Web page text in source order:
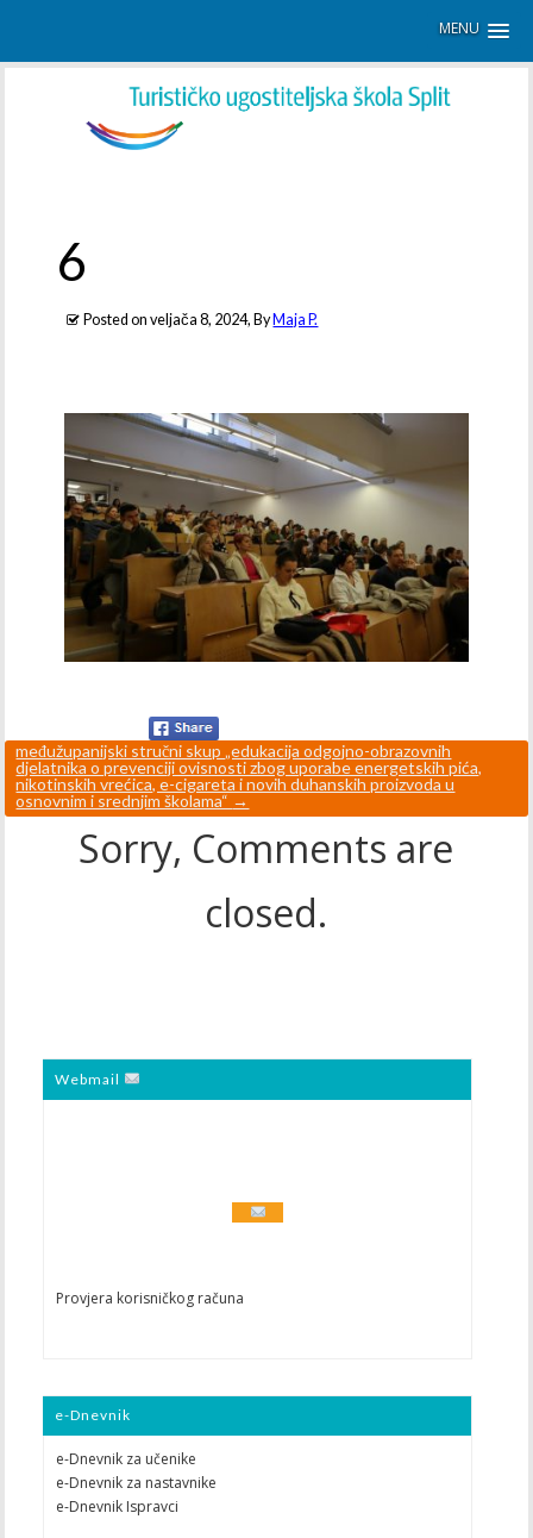
MENU
6
Posted on veljača 8, 2024, By Maja P.
međužupanijski stručni skup „edukacija odgojno-obrazovnih
djelatnika o prevenciji ovisnosti zbog uporabe energetskih pića,
nikotinskih vrećica, e-cigareta i novih duhanskih proizvoda u
osnovnim i srednjim školama“ →
Sorry, Comments are
closed.
Webmail
Provjera korisničkog računa
e-Dnevnik
e-Dnevnik za učenike
e-Dnevnik za nastavnike
e-Dnevnik Ispravci